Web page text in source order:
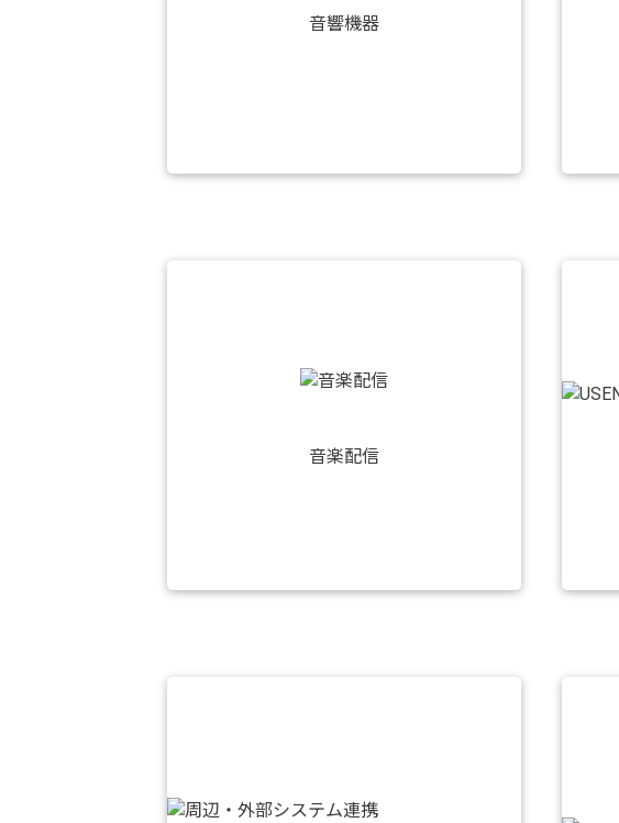
音響機器
音楽配信